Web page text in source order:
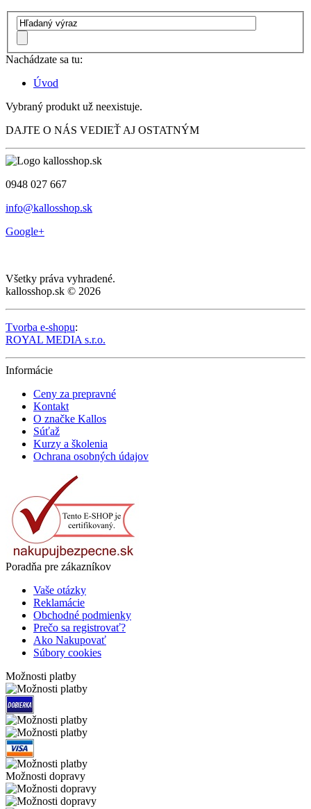
Nachádzate sa tu:
Úvod
Vybraný produkt už neexistuje.
DAJTE O NÁS VEDIEŤ AJ OSTATNÝM
0948 027 667
info@kallosshop.sk
Google+
Všetky práva vyhradené.
kallosshop.sk © 2026
Tvorba e-shopu:
ROYAL MEDIA s.r.o.
Informácie
Ceny za prepravné
Kontakt
O značke Kallos
Súťaž
Kurzy a školenia
Ochrana osobných údajov
Poradňa pre zákazníkov
Vaše otázky
Reklamácie
Obchodné podmienky
Prečo sa registrovať?
Ako Nakupovať
Súbory cookies
Možnosti platby
Možnosti dopravy